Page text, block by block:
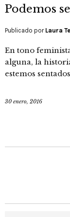
Podemos
Publicado por Laura
En tono
alguna, la
estemos
30 enero, 2016